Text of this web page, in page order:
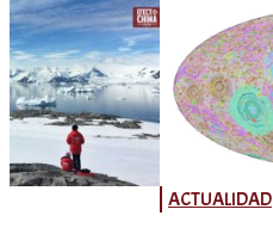
ACTUALIDAD